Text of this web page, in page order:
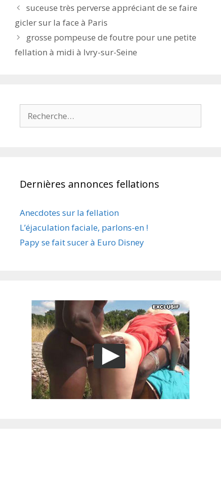
Navigation
des
articles
suceuse très perverse appréciant de se faire
gicler sur la face à Paris
grosse pompeuse de foutre pour une petite
fellation à midi à Ivry-sur-Seine
Dernières annonces fellations
Anecdotes sur la fellation
L’éjaculation faciale, parlons-en !
Papy se fait sucer à Euro Disney